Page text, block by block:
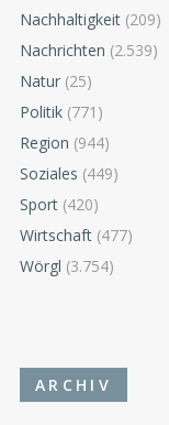
Nachhaltigkeit (209)
Nachrichten (2.539)
Natur (25)
Politik (771)
Region (944)
Soziales (449)
Sport (420)
Wirtschaft (477)
Wörgl (3.754)
ARCHIV